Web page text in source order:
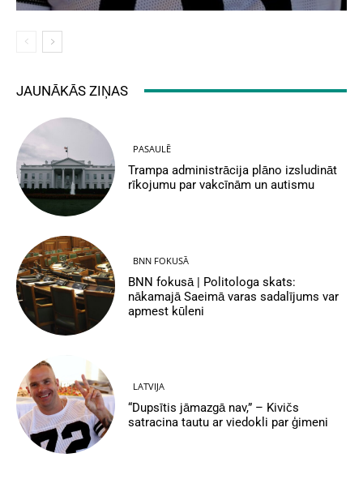
JAUNĀKĀS ZIŅAS
PASAULĒ
Trampa administrācija plāno izsludināt
rīkojumu par vakcīnām un autismu
BNN FOKUSĀ
BNN fokusā | Politologa skats:
nākamajā Saeimā varas sadalījums var
apmest kūleni
LATVIJA
“Dupsītis jāmazgā nav,” – Kivičs
satracina tautu ar viedokli par ģimeni